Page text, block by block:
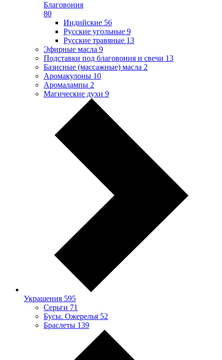
Благовония
80
Индийские 56
Русские угольные 9
Русские травяные 13
Эфирные масла 9
Подставки под благовония и свечи 13
Базисные (массажные) масла 2
Аромакулоны 10
Аромалампы 2
Магические духи 9
Украшения 595
Серьги 71
Бусы. Ожерелья 52
Браслеты 139